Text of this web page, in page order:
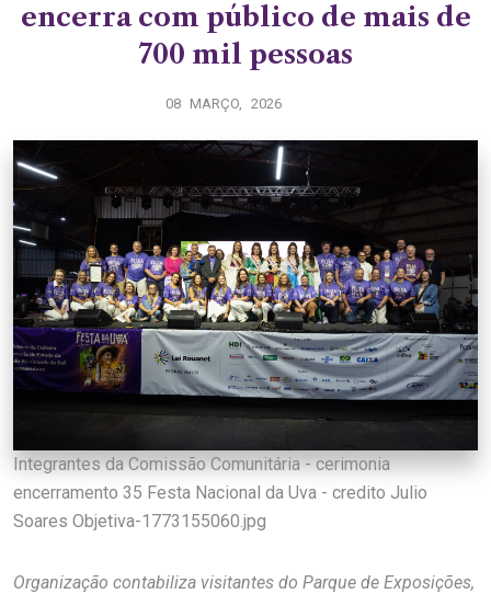
encerra com público de mais de
700 mil pessoas
08 MARÇO, 2026
Integrantes da Comissão Comunitária - cerimonia
encerramento 35 Festa Nacional da Uva - credito Julio
Soares Objetiva-1773155060.jpg
Organização contabiliza visitantes do Parque de Exposições,